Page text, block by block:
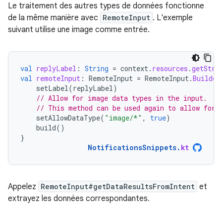
Le traitement des autres types de données fonctionne
de la même manière avec RemoteInput . L'exemple
suivant utilise une image comme entrée.
val replyLabel : String = context . resources .
val remoteInput : RemoteInput = RemoteInput .Builder
setLabel (replyLabel )
// Allow for image data types in the input.
// This method can be used again to allow for
setAllowDataType( "image/*" , true)
build()
}
NotificationsSnippets. kt
Appelez RemoteInput#getDataResultsFromIntent et
extrayez les données correspondantes.